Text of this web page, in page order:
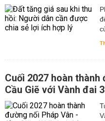
Cuối 2027 hoàn
Cầu Giẽ với Vành đai 3